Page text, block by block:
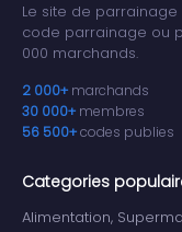
Le site de
code parrainage ou
000 marchands.
2 000+ marchands
30 000+ membres
56 500+codes publies
Categories
Alimentation,